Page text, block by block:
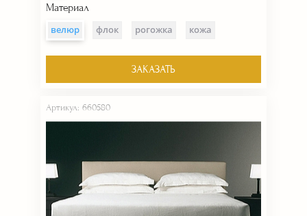
Материал
велюр
флок рогожка кожа
ЗАКАЗАТЬ
Артикул: 660580